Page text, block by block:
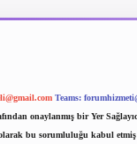
Teams:
onaylanmış bir Yer
bu sorumluluğu kabul